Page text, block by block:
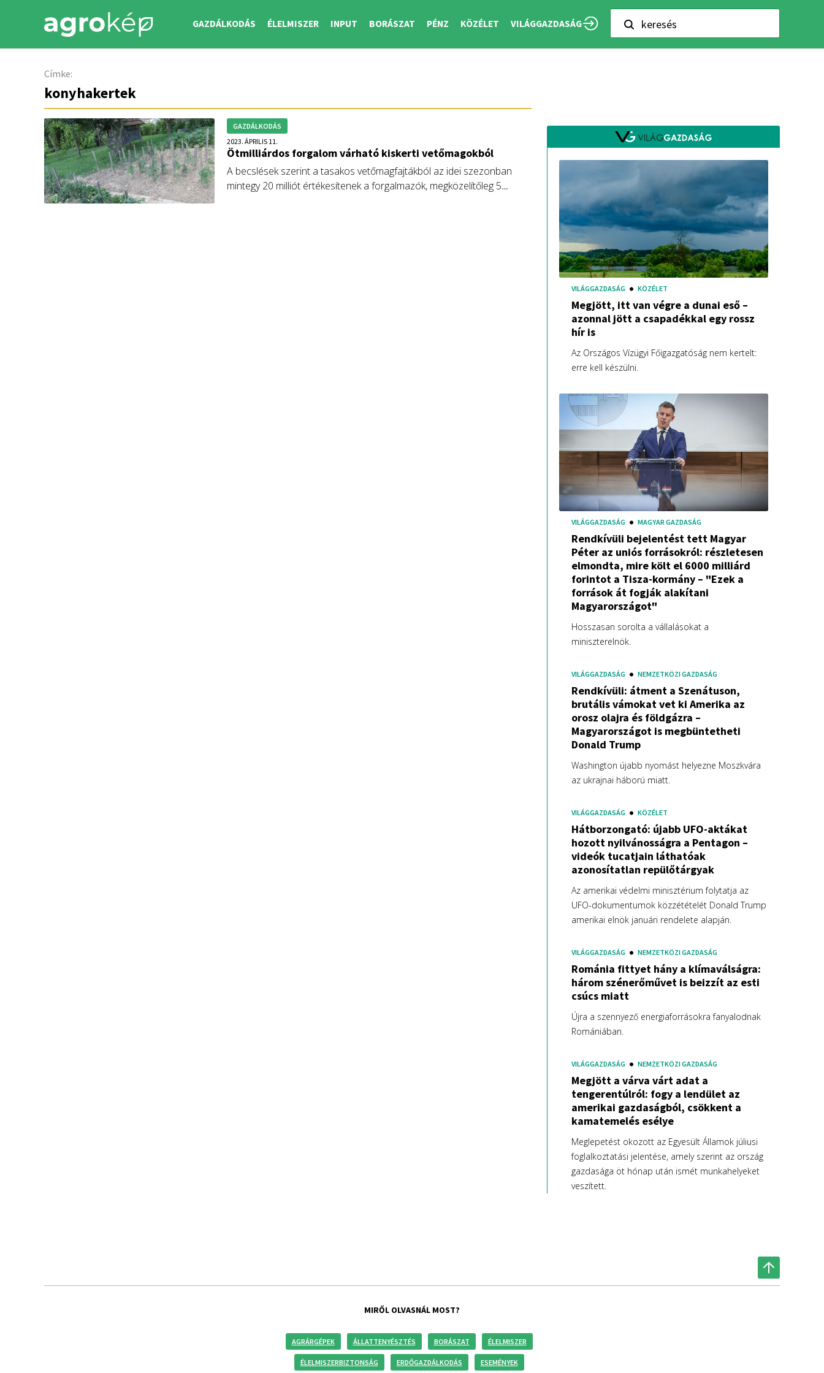
GAZDÁLKODÁS ÉLELMISZER INPUT BORÁSZAT PÉNZ KÖZÉLET VILÁGGAZDASÁG keresés
Címke:
konyhakertek
GAZDÁLKODÁS
2023. ÁPRILIS 11.
Ötmilliárdos forgalom várható kiskerti vetőmagokból
A becslések szerint a tasakos vetőmagfajtákból az idei szezonban
mintegy 20 milliót értékesítenek a forgalmazók, megközelítőleg 5
VILÁGGAZDASÁG KÖZÉLET
Megjött, itt van végre a dunai eső –
azonnal jött a csapadékkal egy rossz
hír is
Az Országos Vízügyi Főigazgatóság nem kertelt:
erre kell készülni.
VILÁGGAZDASÁG MAGYAR GAZDASÁG
Rendkívüli bejelentést tett Magyar
Péter az uniós forrásokról: részletesen
elmondta, mire költ el 6000 milliárd
forintot a Tisza-kormány – "Ezek a
források át fogják alakítani
Magyarországot"
Hosszasan sorolta a vállalásokat a
miniszterelnök.
VILÁGGAZDASÁG NEMZETKÖZI GAZDASÁG
Rendkívüli: átment a Szenátuson,
brutális vámokat vet ki Amerika az
orosz olajra és földgázra –
Magyarországot is megbüntetheti
Donald Trump
Washington újabb nyomást helyezne Moszkvára
az ukrajnai háború miatt.
VILÁGGAZDASÁG KÖZÉLET
Hátborzongató: újabb UFO-aktákat
hozott nyilvánosságra a Pentagon –
videók tucatjain láthatóak
azonosítatlan repülőtárgyak
Az amerikai védelmi minisztérium folytatja az
UFO-dokumentumok közzétételét Donald Trump
amerikai elnök januári rendelete alapján.
VILÁGGAZDASÁG NEMZETKÖZI GAZDASÁG
Románia fittyet hány a klímaválságra:
három szénerőművet is beizzít az esti
csúcs miatt
Újra a szennyező energiaforrásokra fanyalodnak
Romániában.
VILÁGGAZDASÁG NEMZETKÖZI GAZDASÁG
Megjött a várva várt adat a
tengerentúlról: fogy a lendület az
amerikai gazdaságból, csökkent a
kamatemelés esélye
Meglepetést okozott az Egyesült Államok júliusi
foglalkoztatási jelentése, amely szerint az ország
gazdasága öt hónap után ismét munkahelyeket
veszített.
MIRŐL OLVASNÁL MOST?
AGRÁRGÉPEK ÁLLATTENYÉSZTÉS BORÁSZAT ÉLELMISZER
ÉLELMISZERBIZTONSÁG ERDŐGAZDÁLKODÁS ESEMÉNYEK